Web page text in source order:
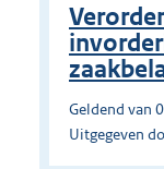
Geldend van
Uitgegeven